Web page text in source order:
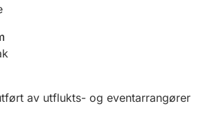
av utflukts- og eventarrangører